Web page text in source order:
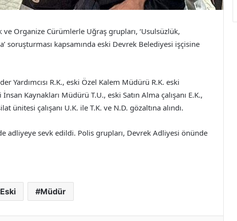
Organize Cürümlerle Uğraş grupları, ‘Usulsüzlük,
soruşturması kapsamında eski Devrek Belediyesi işçisine
Yardımcısı R.K., eski Özel Kalem Müdürü R.K. eski
Kaynakları Müdürü T.U., eski Satın Alma çalışanı E.K.,
çalışanı U.K. ile T.K. ve N.D. gözaltına alındı.
adliyeye sevk edildi. Polis grupları, Devrek Adliyesi önünde
Eski Müdür